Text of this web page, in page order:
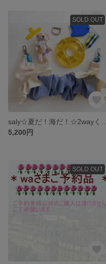
SOLD OUT
5,200円
SOLD OUT